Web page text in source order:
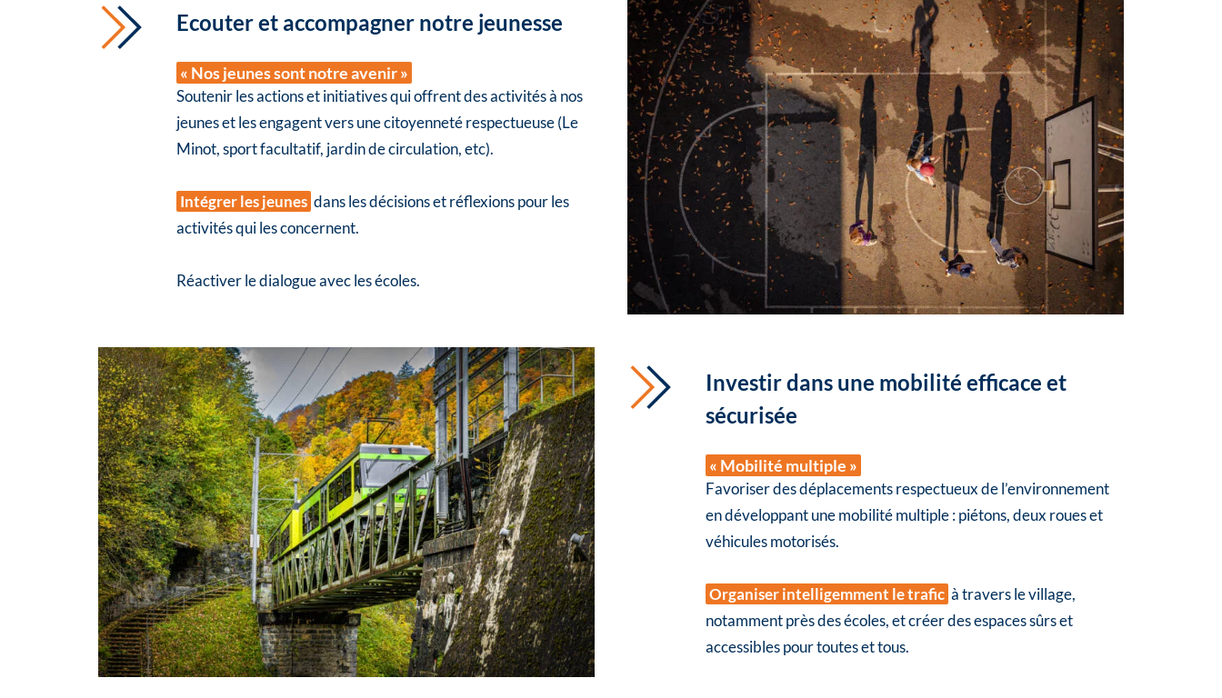
Ecouter et accompagner notre jeunesse
« Nos jeunes sont notre avenir »
Soutenir les actions et initiatives qui offrent des activités à nos
jeunes et les engagent vers une citoyenneté respectueuse (Le
Minot, sport facultatif, jardin de circulation, etc).
Intégrer les jeunes dans les décisions et réflexions pour les
activités qui les concernent.
Réactiver le dialogue avec les écoles.
Investir dans une mobilité efficace et
sécurisée
« Mobilité multiple »
Favoriser des déplacements respectueux de l’environnement
en développant une mobilité multiple : piétons, deux roues et
véhicules motorisés.
Organiser intelligemment le trafic à travers le village,
notamment près des écoles, et créer des espaces sûrs et
accessibles pour toutes et tous.